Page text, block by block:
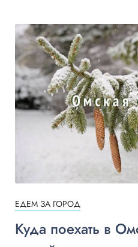
ЕДЕМ ЗА ГОРОД
Куда поехать в